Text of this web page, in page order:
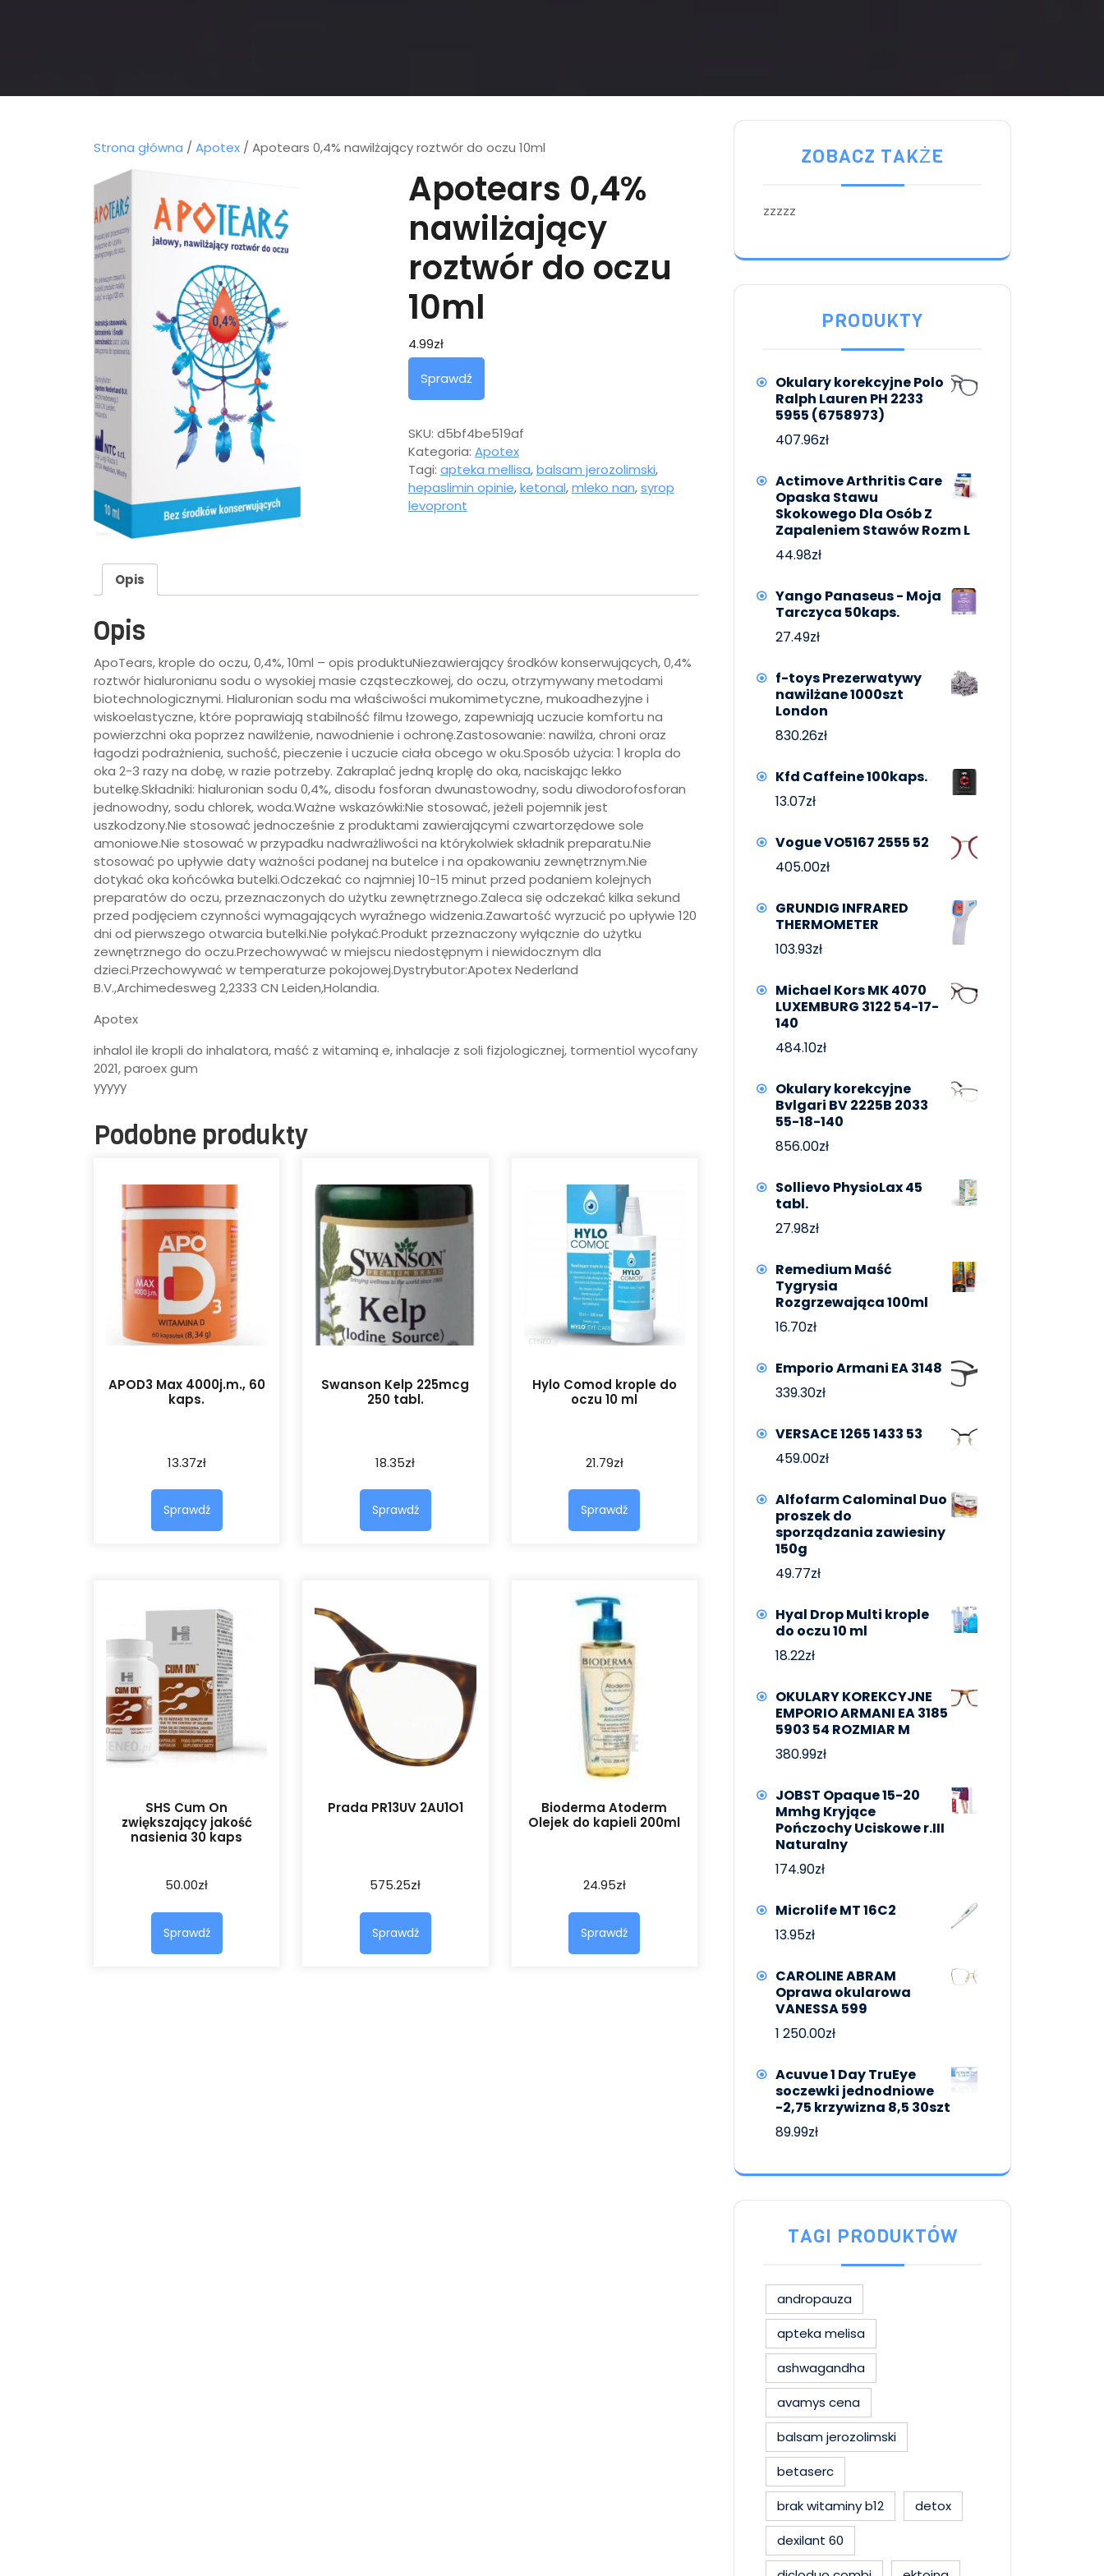
Strona główna / Apotex / Apotears 0,4% nawilżający roztwór do oczu 10ml
Apotears 0,4%
nawilżający
roztwór do oczu
10ml
4.99zł
Sprawdź
SKU: d5bf4be519af
Kategoria: Apotex
Tagi: apteka mellisa,balsam jerozolimski,
hepaslimin opinie,ketonal,mleko nan,syrop
levopront
Opis
Opis
ApoTears, krople do oczu, 0,4%, 10ml – opis produktuNiezawierający środków konserwujących, 0,4%
roztwór hialuronianu sodu o wysokiej masie cząsteczkowej, do oczu, otrzymywany metodami
biotechnologicznymi. Hialuronian sodu ma właściwości mukomimetyczne, mukoadhezyjne i
wiskoelastyczne, które poprawiają stabilność filmu łzowego, zapewniają uczucie komfortu na
powierzchni oka poprzez nawilżenie, nawodnienie i ochronę.Zastosowanie: nawilża, chroni oraz
łagodzi podrażnienia, suchość, pieczenie i uczucie ciała obcego w oku.Sposób użycia: 1 kropla do
oka 2-3 razy na dobę, w razie potrzeby. Zakraplać jedną kroplę do oka, naciskając lekko
butelkę.Składniki: hialuronian sodu 0,4%, disodu fosforan dwunastowodny, sodu diwodorofosforan
jednowodny, sodu chlorek, woda.Ważne wskazówki:Nie stosować, jeżeli pojemnik jest
uszkodzony.Nie stosować jednocześnie z produktami zawierającymi czwartorzędowe sole
amoniowe.Nie stosować w przypadku nadwrażliwości na którykolwiek składnik preparatu.Nie
stosować po upływie daty ważności podanej na butelce i na opakowaniu zewnętrznym.Nie
dotykać oka końcówka butelki.Odczekać co najmniej 10-15 minut przed podaniem kolejnych
preparatów do oczu, przeznaczonych do użytku zewnętrznego.Zaleca się odczekać kilka sekund
przed podjęciem czynności wymagających wyraźnego widzenia.Zawartość wyrzucić po upływie 120
dni od pierwszego otwarcia butelki.Nie połykać.Produkt przeznaczony wyłącznie do użytku
zewnętrznego do oczu.Przechowywać w miejscu niedostępnym i niewidocznym dla
dzieci.Przechowywać w temperaturze pokojowej.Dystrybutor:Apotex Nederland
B.V.,Archimedesweg 2,2333 CN Leiden,Holandia.
Apotex
inhalol ile kropli do inhalatora, maść z witaminą e, inhalacje z soli fizjologicznej, tormentiol wycofany
2021, paroex gum
yyyyy
Podobne produkty
APOD3 Max 4000j.m., 60
kaps.
13.37zł
Sprawdź
Swanson Kelp 225mcg
250 tabl.
18.35zł
Sprawdź
Hylo Comod krople do
oczu 10 ml
21.79zł
Sprawdź
SHS Cum On
zwiększający jakość
nasienia 30 kaps
50.00zł
Sprawdź
Prada PR13UV 2AU1O1
575.25zł
Sprawdź
Bioderma Atoderm
Olejek do kapieli 200ml
24.95zł
Sprawdź
ZOBACZ TAKŻE
zzzzz
PRODUKTY
Okulary korekcyjne Polo
Ralph Lauren PH 2233
5955 (6758973)
407.96zł
Actimove Arthritis Care
Opaska Stawu
Skokowego Dla Osób Z
Zapaleniem Stawów Rozm L
44.98zł
Yango Panaseus - Moja
Tarczyca 50kaps.
27.49zł
f-toys Prezerwatywy
nawilżane 1000szt
London
830.26zł
Kfd Caffeine 100kaps.
13.07zł
Vogue VO5167 2555 52
405.00zł
GRUNDIG INFRARED
THERMOMETER
103.93zł
Michael Kors MK 4070
LUXEMBURG 3122 54-17-
140
484.10zł
Okulary korekcyjne
Bvlgari BV 2225B 2033
55-18-140
856.00zł
Sollievo PhysioLax 45
tabl.
27.98zł
Remedium Maść
Tygrysia
Rozgrzewająca 100ml
16.70zł
Emporio Armani EA 3148
339.30zł
VERSACE 1265 1433 53
459.00zł
Alfofarm Calominal Duo
proszek do
sporządzania zawiesiny
150g
49.77zł
Hyal Drop Multi krople
do oczu 10 ml
18.22zł
OKULARY KOREKCYJNE
EMPORIO ARMANI EA 3185
5903 54 ROZMIAR M
380.99zł
JOBST Opaque 15-20
Mmhg Kryjące
Pończochy Uciskowe r.III
Naturalny
174.90zł
Microlife MT 16C2
13.95zł
CAROLINE ABRAM
Oprawa okularowa
VANESSA 599
1 250.00zł
Acuvue 1 Day TruEye
soczewki jednodniowe
-2,75 krzywizna 8,5 30szt
89.99zł
TAGI PRODUKTÓW
andropauza
apteka melisa
ashwagandha
avamys cena
balsam jerozolimski
betaserc
brak witaminy b12
detox
dexilant 60